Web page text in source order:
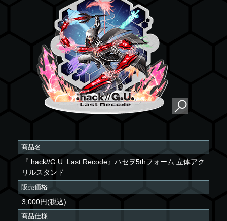
商品名
『.hack//G.U. Last Recode』ハセヲ5thフォーム 立体アク
リルスタンド
販売価格
3,000円(税込)
商品仕様